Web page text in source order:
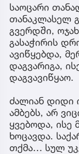
საოცარი
თანაკლასელ
გვერდში,
გასაჭირის
ავიწყებდა,
დაგვარიგა,
დაგვავიწყაო.
ძალიან დიდი
ამბებს, არ
ყვებოდა, ისე
ხოცავდა.
თქმა… სულ